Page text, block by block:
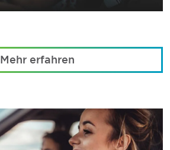
Mehr erfahren